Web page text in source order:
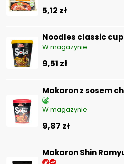
5,12 zł
Noodles classic
W magazynie
9,51 zł
Makaron z sosem
W magazynie
9,87 zł
Makaron Shin